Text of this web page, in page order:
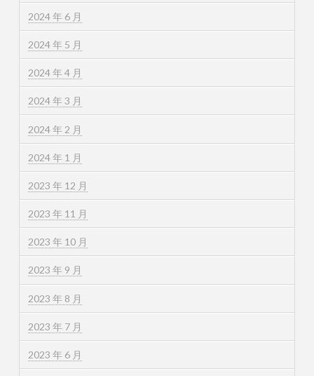
2024 年 6 月
2024 年 5 月
2024 年 4 月
2024 年 3 月
2024 年 2 月
2024 年 1 月
2023 年 12 月
2023 年 11 月
2023 年 10 月
2023 年 9 月
2023 年 8 月
2023 年 7 月
2023 年 6 月